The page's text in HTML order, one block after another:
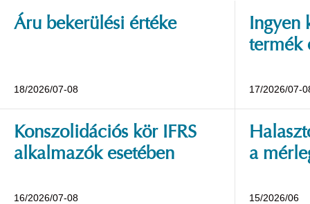
Áru bekerülési értéke
18/2026/07-08
Ingyen
termék
17/2026/07-
Konszolidációs kör IFRS
alkalmazók esetében
16/2026/07-08
a
15/2026/06